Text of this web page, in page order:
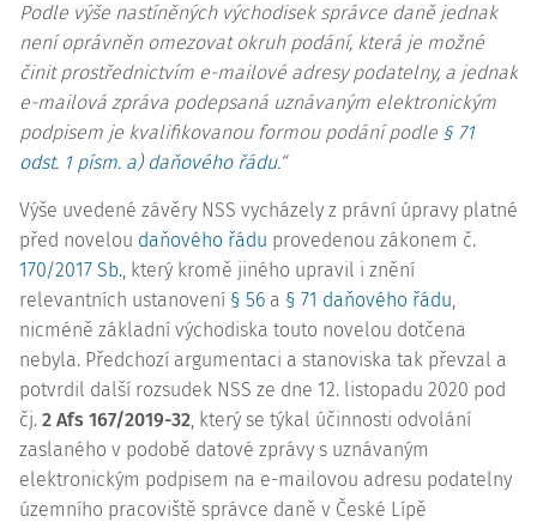
Podle výše nastíněných východisek správce daně jednak
není oprávněn omezovat okruh podání, která je možné
činit prostřednictvím e-mailové adresy podatelny, a jednak
e-mailová zpráva podepsaná uznávaným elektronickým
podpisem je kvalifikovanou formou podání podle § 71
odst. 1 písm. a) daňového řádu.“
Výše uvedené závěry NSS vycházely z právní úpravy platné
před novelou daňového řádu provedenou zákonem č.
170/2017 Sb., který kromě jiného upravil i znění
relevantních ustanovení § 56 a § 71 daňového řádu,
nicméně základní východiska touto novelou dotčena
nebyla. Předchozí argumentaci a stanoviska tak převzal a
potvrdil další rozsudek NSS ze dne 12. listopadu 2020 pod
čj. 2 Afs 167/2019-32, který se týkal účinnosti odvolání
zaslaného v podobě datové zprávy s uznávaným
elektronickým podpisem na e-mailovou adresu podatelny
územního pracoviště správce daně v České Lípě